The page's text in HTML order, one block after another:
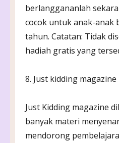
berlanggananlah
cocok untuk anak-anak
tahun. Catatan: Tidak
hadiah gratis yang
8. Just kidding magazine
Just Kidding magazine
banyak materi
mendorong